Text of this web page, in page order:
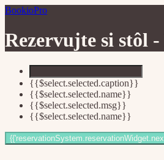
BookioPro
Rezervujte si stôl -
{{$select.selected.caption}}
{{$select.selected.name}}
{{$select.selected.msg}}
{{$select.selected.name}}